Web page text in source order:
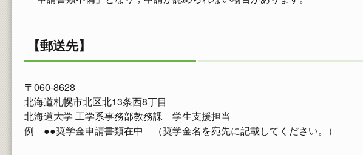
【郵送先】
〒060-8628
北海道札幌市北区北13条西8丁目
北海道大学 工学系事務部教務課 学生支援担当
例 ●●奨学金申請書類在中 （奨学金名を宛先に記載してください。）